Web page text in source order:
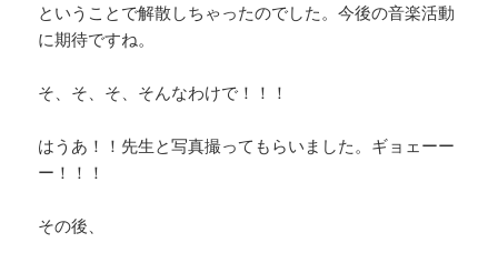
ということで解散しちゃったのでした。今後の音楽活動
に期待ですね。
そ、そ、そ、そんなわけで！！！
はうあ！！先生と写真撮ってもらいました。ギョェーー
ー！！！
その後、